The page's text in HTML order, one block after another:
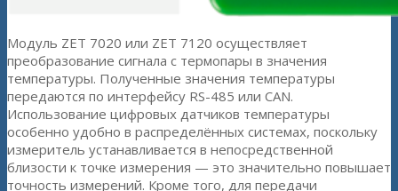
Модуль ZET 7020 или ZET 7120 осуществляет
преобразование сигнала с термопары в значения
температуры. Полученные значения температуры
передаются по интерфейсу RS-485 или CAN.
Использование цифровых датчиков температуры
особенно удобно в распределённых системах, поскольку
измеритель устанавливается в непосредственной
близости к точке измерения — это значительно повышает
точность измерений. Кроме того, для передачи